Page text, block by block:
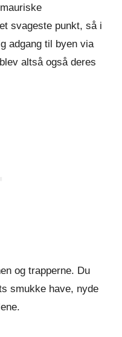
svageste punkt, så i
adgang til byen via
altså også deres
og trapperne. Du
smukke have, nyde